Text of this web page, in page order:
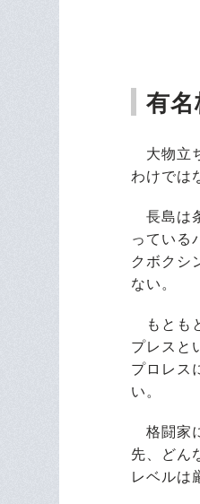
有
大物立
わけでは
長島は
っている
クボクシ
ない。
もとも
プレスと
プロレス
い。
格闘家
先、どん
レベルは